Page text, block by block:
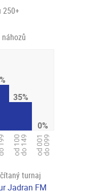
250+
35%
od 100do 149
0%
od 001do 099
turnaj
Jadran FM